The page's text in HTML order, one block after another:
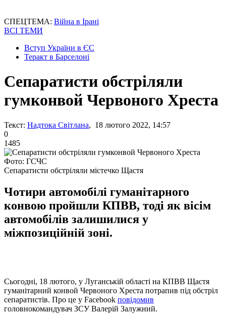
СПЕЦТЕМА: Війна в Ірані
ВСІ ТЕМИ
Вступ України в ЄС
Теракт в Барселоні
Сепаратисти обстріляли
гумконвой Червоного Хреста
Текст: Надтока Світлана, 18 лютого 2022, 14:57
0
1485
Фото: ГСЧС
Сепаратисти обстріляли містечко Щастя
Чотири автомобілі гуманітарного
конвою пройшли КПВВ, тоді як вісім
автомобілів залишилися у
міжпозиційній зоні.
Сьогодні, 18 лютого, у Луганській області на КПВВ Щастя
гуманітарний конвой Червоного Хреста потрапив під обстріл
сепаратистів. Про це у Facebook повідомив
головнокомандувач ЗСУ Валерій Залужний.